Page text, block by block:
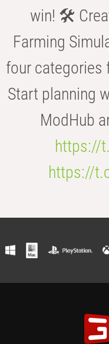
win! 🛠️
Farming
four categories
Start planning
ModHub
https://
https://